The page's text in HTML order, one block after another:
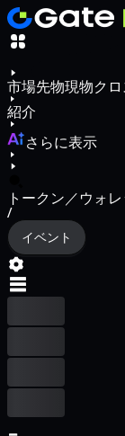
市場先物現物ク
紹介
さらに表示
トークン／ウォ
/
イベント